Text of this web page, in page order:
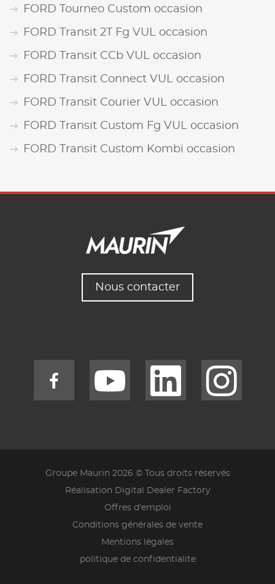
FORD Tourneo Custom occasion
FORD Transit 2T Fg VUL occasion
FORD Transit CCb VUL occasion
FORD Transit Connect VUL occasion
FORD Transit Courier VUL occasion
FORD Transit Custom Fg VUL occasion
FORD Transit Custom Kombi occasion
Nous contacter
Groupe Maurin 2026 © Tous droits réservés
Réalisation Digital Dealer Factory
Offres d'emploi
Conditions générales de vente
Mentions légales
politique de confidentialite